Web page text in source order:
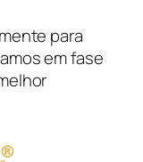
para
em fase